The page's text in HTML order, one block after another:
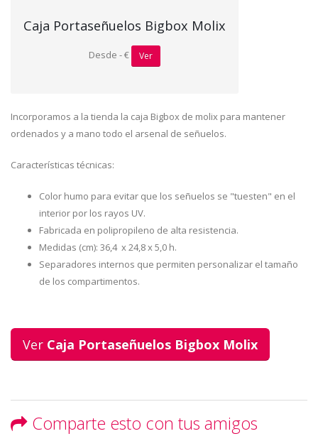
Caja Portaseñuelos Bigbox Molix
Desde - € Ver
Incorporamos a la tienda la caja Bigbox de molix para mantener
ordenados y a mano todo el arsenal de señuelos.
Características técnicas:
Color humo para evitar que los señuelos se "tuesten" en el
interior por los rayos UV.
Fabricada en polipropileno de alta resistencia.
Medidas (cm): 36,4 x 24,8 x 5,0 h.
Separadores internos que permiten personalizar el tamaño
de los compartimentos.
Ver Caja Portaseñuelos Bigbox Molix
Comparte esto con tus amigos